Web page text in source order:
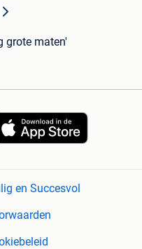
grote maten'
en Succesvol